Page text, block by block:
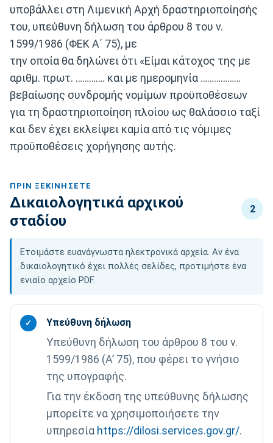
υποβάλλει στη Λιμενική Αρχή δραστηριοποίησής
του, υπεύθυνη δήλωση του άρθρου 8 του ν.
1599/1986 (ΦΕΚ Α΄ 75), με
την οποία θα δηλώνει ότι «Είμαι κάτοχος της με
αριθμ. πρωτ. …………. και με ημερομηνία ………………
βεβαίωσης συνδρομής νομίμων προϋποθέσεων
για τη δραστηριοποίηση πλοίου ως θαλάσσιο ταξί
και δεν έχει εκλείψει καμία από τις νόμιμες
προϋποθέσεις χορήγησης αυτής.
ΠΡΙΝ ΞΕΚΙΝΉΣΕΤΕ
Δικαιολογητικά αρχικού
σταδίου
2
Ετοιμάστε ευανάγνωστα ηλεκτρονικά αρχεία. Αν ένα
δικαιολογητικό έχει πολλές σελίδες, προτιμήστε ένα
ενιαίο αρχείο PDF.
✓ Υπεύθυνη δήλωση
Υπεύθυνη δήλωση του άρθρου 8 του ν.
1599/1986 (Α’ 75), που φέρει το γνήσιο
της υπογραφής.
Για την έκδοση της υπεύθυνης δήλωσης
μπορείτε να χρησιμοποιήσετε την
υπηρεσία https://dilosi.services.gov.gr/.